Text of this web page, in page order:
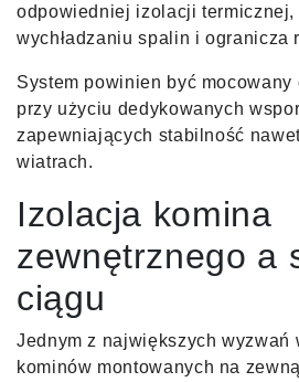
odpowiedniej izolacji termicznej,
wychładzaniu spalin i ogranicza
System powinien być
przy użyciu dedykowanych
zapewniających stabilność
wiatrach.
Izolacja komina
zewnętrznego a
ciągu
Jednym z największych wyzwań
kominów montowanych na